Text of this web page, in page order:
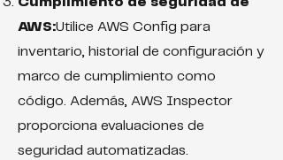
AWS:Utilice AWS Config para
inventario, historial de configuración y
marco de cumplimiento como
código. Además, AWS Inspector
proporciona evaluaciones de
seguridad automatizadas.